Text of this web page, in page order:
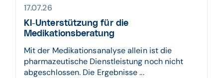
17.07.26
KI-Unterstützung für die
Medikationsberatung
Mit der Medikationsanalyse allein ist die
pharmazeutische Dienstleistung noch nicht
abgeschlossen. Die Ergebnisse ...